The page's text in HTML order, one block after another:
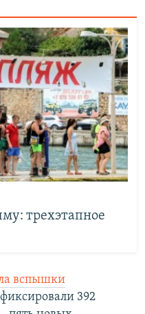
трехэтапное
вспышки
392